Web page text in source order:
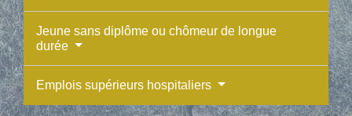
Jeune sans diplôme ou chômeur de longue
durée
Emplois supérieurs hospitaliers